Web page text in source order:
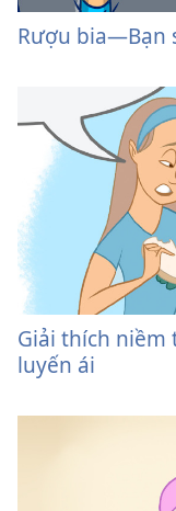
Rượu bia​—Bạn
Giải thích niềm
luyến ái